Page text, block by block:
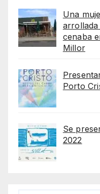
Una
cenaba
Millor
Porto
Se
2022